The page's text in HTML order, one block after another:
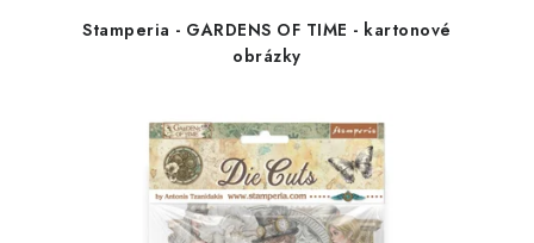
Stamperia - GARDENS OF TIME - kartonové
obrázky